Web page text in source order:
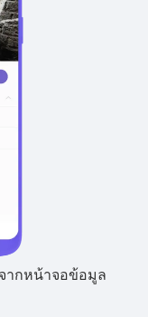
ากหน้าจอข้อมูล